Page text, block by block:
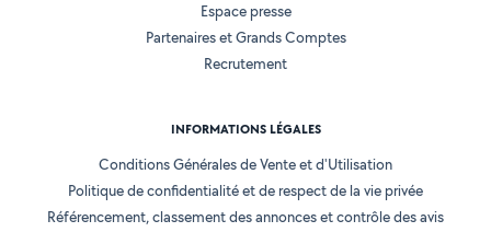
Espace presse
Partenaires et Grands Comptes
Recrutement
INFORMATIONS LÉGALES
Conditions Générales de Vente et d'Utilisation
Politique de confidentialité et de respect de la vie privée
Référencement, classement des annonces et contrôle des avis